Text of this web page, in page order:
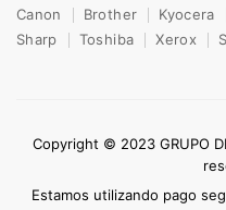
Canon
Brother Kyocera
Sharp
Toshiba Xerox
Copyright © 2023 GRUPO
Estamos utilizando pago